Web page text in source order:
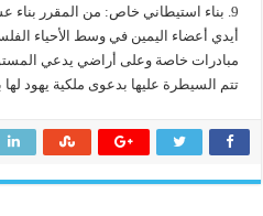
9. بناء استيطاني خاص: من المقرر بناء
أيدي أعضاء اليمين في وسط الأحياء
مبادرات خاصة وعلى أراضي يدعي
تتم السيطرة عليها بدعوى ملكية يهود